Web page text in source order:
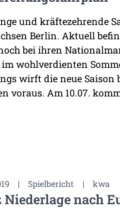
und kräftezehrende
Berlin. Aktuell
bei ihren
wohlverdienten
wirft die neue Saison
voraus. Am 10.07.
| Spielbericht | kwa
Niederlage nach